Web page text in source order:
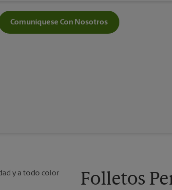
Comuníquese Con Nosotros
Folletos